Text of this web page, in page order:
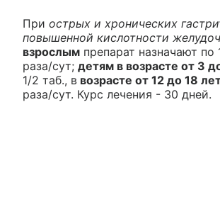
При острых и хронических
повышенной кислотности
взрослым препарат назначают по
раза/сут; детям в возрасте от 3
1/2 таб., в возрасте от 12 до 18
раза/сут. Курс лечения - 30 дней.